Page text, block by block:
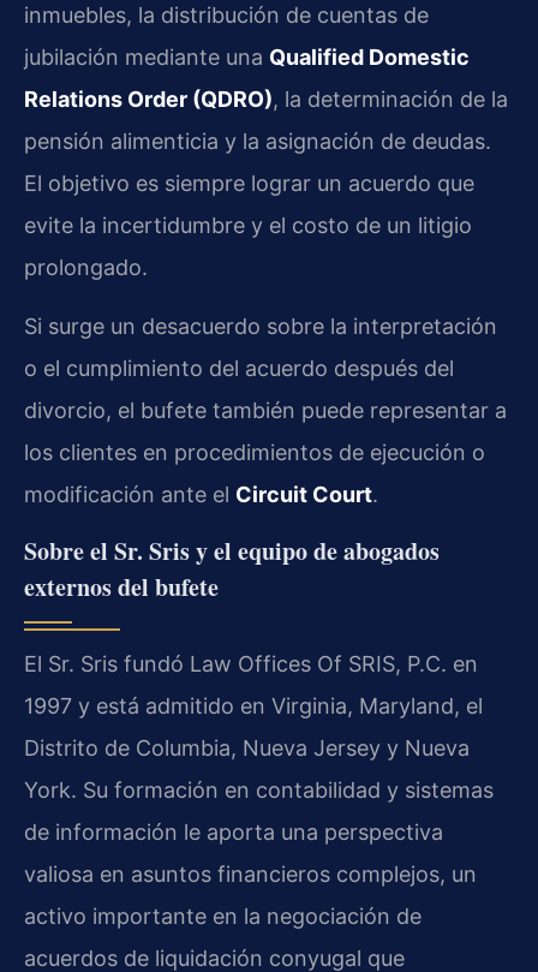
inmuebles, la distribución de cuentas de
jubilación mediante una Qualified Domestic
Relations Order (QDRO), la determinación de la
pensión alimenticia y la asignación de deudas.
El objetivo es siempre lograr un acuerdo que
evite la incertidumbre y el costo de un litigio
prolongado.
Si surge un desacuerdo sobre la interpretación
o el cumplimiento del acuerdo después del
divorcio, el bufete también puede representar a
los clientes en procedimientos de ejecución o
modificación ante el Circuit Court.
Sobre el Sr. Sris y el equipo de abogados
externos del bufete
El Sr. Sris fundó Law Offices Of SRIS, P.C. en
1997 y está admitido en Virginia, Maryland, el
Distrito de Columbia, Nueva Jersey y Nueva
York. Su formación en contabilidad y sistemas
de información le aporta una perspectiva
valiosa en asuntos financieros complejos, un
activo importante en la negociación de
acuerdos de liquidación conyugal que